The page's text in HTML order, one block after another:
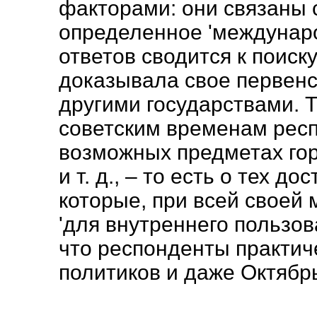
факторами: они связаны
определенное
ответов сводится к
доказывала свое
другими государствами.
советским временам
возможных предметах
и т. д., – то есть о тех
которые, при всей своей
'для внутреннего
что респонденты
политиков и даже